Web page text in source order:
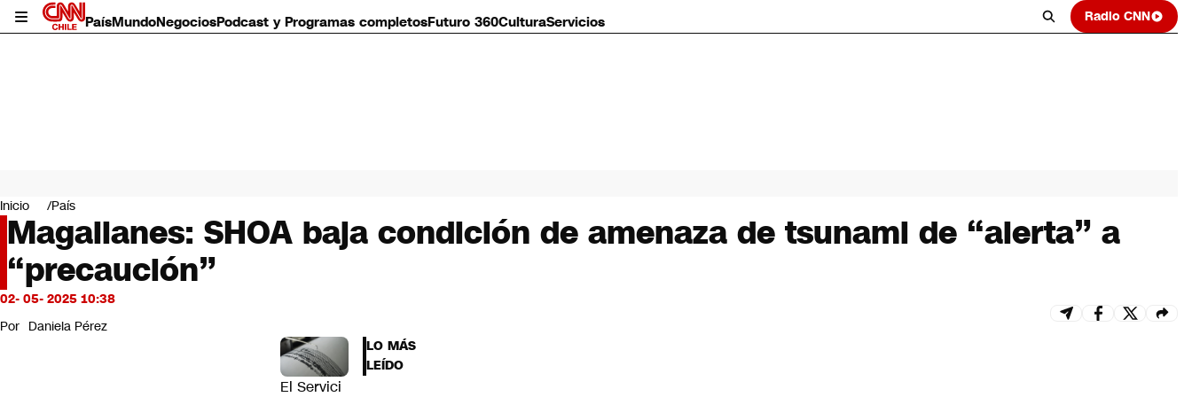
PaísMundoNegociosPodcast y Programas completosFuturo 360CulturaServicios Radio CNN
Mundo
Negocios
Deportes
Programas completos
Cultura
Servicios
Bits
CNN Data
Inicio País
Magallanes: SHOA baja condición de amenaza de tsunami de “alerta” a
“precaución”
02- 05- 2025 10:38
Por Daniela Pérez
El Servici
LO MÁS
LEÍDO